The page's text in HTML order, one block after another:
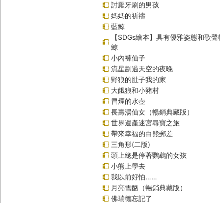
討厭牙刷的男孩
媽媽的祈禱
藍鯨
【SDGs繪本】具有優雅姿態和歌
鯨
小內褲仙子
流星劃過天空的夜晚
野狼的肚子我的家
大餓狼和小豬村
冒煙的水壺
長壽湯仙女（暢銷典藏版）
世界遺產迷宮尋寶之旅
帶來幸福的白熊郵差
三角形(二版)
頭上總是停著鸚鵡的女孩
小熊上學去
我以前好怕……
月亮雪酪（暢銷典藏版）
佛瑞德忘記了